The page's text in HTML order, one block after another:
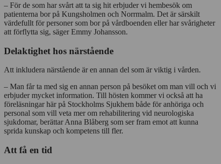
– För de som har svårt att ta sig hit erbjuder vi hembesök om
patienterna bor på Kungsholmen och Norrmalm. Det är särskilt
värdefullt för personer som bor på vårdboenden eller har svårigheter
att förflytta sig, säger Emmy Johansson.
Delaktighet hos närstående
Att inkludera närstående är en annan del som är viktig i vården.
– Man får ta med sig en annan person på besöket om man vill och vi
erbjuder mycket information. Till hösten kommer vi också att ha
föreläsningar här på Stockholms Sjukhem både för anhöriga och
personal som vill veta mer om rehabilitering vid neurologiska
sjukdomar, berättar Anna Blåberg som ser fram emot att kunna
sprida kunskap och kompetens till fler.
Att få en tid